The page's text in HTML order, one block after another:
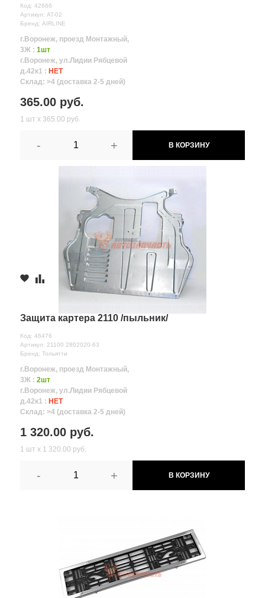
Код: 42666
Артикул: AT-02
Бренд: AIRLINE
г.Воронеж, проезд Монтажный,
3Ж : 1шт
г.Воронеж, ул.Лидии Рябцевой
д.42к1 : НЕТ
Склад: >4 (доставка 2-5 дней)
365.00 руб.
1 шт х 365.00 руб.
- + В КОРЗИНУ
Защита картера 2110 /пыльник/
Код: 46476
Артикул: 21100 2802020-63
Бренд: Тольятти
г.Воронеж, проезд Монтажный,
3Ж : 2шт
г.Воронеж, ул.Лидии Рябцевой
д.42к1 : НЕТ
Склад: >4 (доставка 2-5 дней)
1 320.00 руб.
1 шт х 1 320.00 руб.
- + В КОРЗИНУ